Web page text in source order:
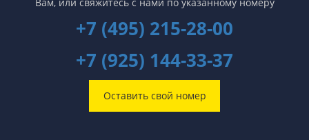
+7 (495) 215-28-00
+7 (925) 144-33-37
Оставить свой номер